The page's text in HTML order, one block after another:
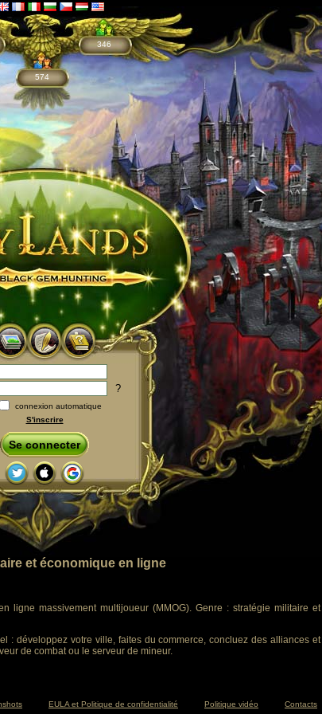
574
346
?
connexion automatique
S'inscrire
Se connecter
et économique en ligne
ligne massivement multijoueur (MMOG). Genre : stratégie militaire et
: développez votre ville, faites du commerce, concluez des alliances et
de combat ou le serveur de mineur.
EULA et Politique de confidentialité Politique vidéo Contacts